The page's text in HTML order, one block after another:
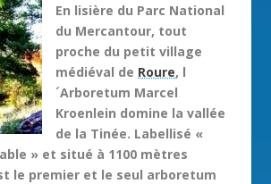
En lisière du Parc National
du Mercantour, tout
proche du petit village
médiéval de Roure, l
´Arboretum Marcel
Kroenlein domine la vallée
de la Tinée. Labellisé «
» et situé à 1100 mètres
le premier et le seul arboretum